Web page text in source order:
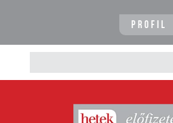
Profil